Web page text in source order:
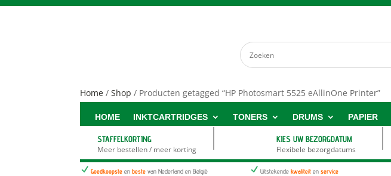
HOME INKTCARTRIDGES TONERS DRUMS PAPIER
STAFFELKORTING
Meer bestellen / meer korting
KIES UW BEZORGDATUM
Flexibele bezorgdatums
N Goedkoopste enbeste van Nederland en België N Uitstekendekwaliteiten service
Home /Shop / Producten getagged “HP Photosmart 5525 eAllinOne Printer”